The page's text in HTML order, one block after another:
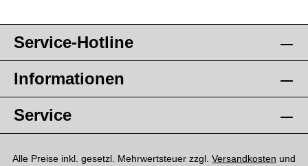
Service-Hotline
Informationen
Service
Alle Preise inkl. gesetzl. Mehrwertsteuer zzgl. Versandkosten und